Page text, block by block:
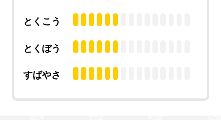
とくこう
とくぼう
すばやさ